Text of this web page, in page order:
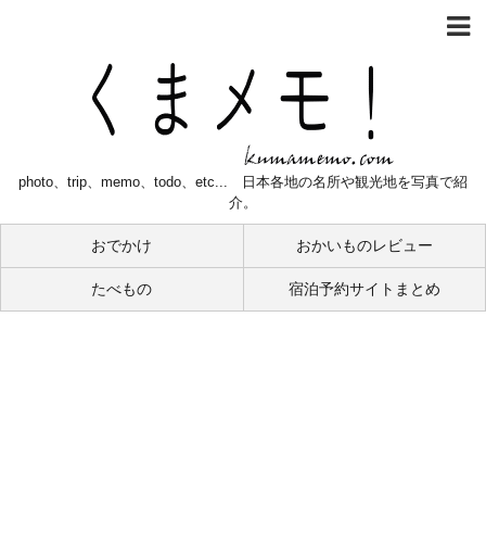
photo、trip、memo、todo、etc... 日本各地の名所や観光地を写真で紹
介。
おでかけ おかいものレビュー
たべもの 宿泊予約サイトまとめ